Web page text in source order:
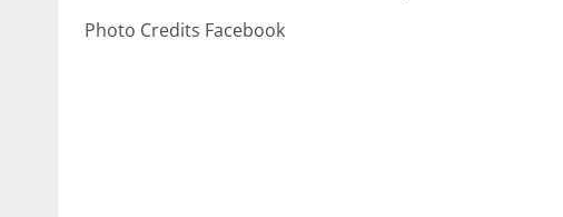
Photo Credits Facebook